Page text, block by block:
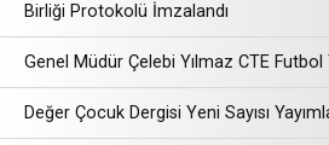
Birliği Protokolü İmzalandı
Genel Müdür Çelebi Yılmaz CTE Futbol
Değer Çocuk Dergisi Yeni Sayısı